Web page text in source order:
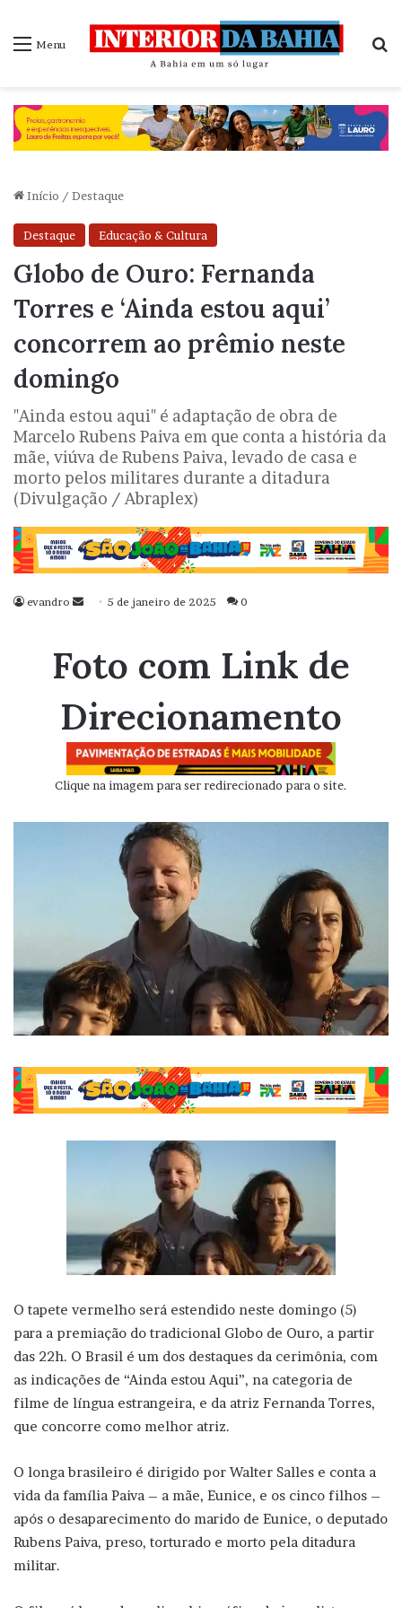
Menu
Início / Destaque
Destaque Educação & Cultura
Globo de Ouro: Fernanda
Torres e ‘Ainda estou aqui’
concorrem ao prêmio neste
domingo
"Ainda estou aqui" é adaptação de obra de
Marcelo Rubens Paiva em que conta a história da
mãe, viúva de Rubens Paiva, levado de casa e
morto pelos militares durante a ditadura
(Divulgação / Abraplex)
evandro
Mande
mail
5 de janeiro de 2025 0
Foto com Link de
Direcionamento
Clique na imagem para ser redirecionado para o site.
O tapete vermelho será estendido neste domingo (5)
para a premiação do tradicional Globo de Ouro, a partir
das 22h. O Brasil é um dos destaques da cerimônia, com
as indicações de “Ainda estou Aqui”, na categoria de
filme de língua estrangeira, e da atriz Fernanda Torres,
que concorre como melhor atriz.
O longa brasileiro é dirigido por Walter Salles e conta a
vida da família Paiva – a mãe, Eunice, e os cinco filhos –
após o desaparecimento do marido de Eunice, o deputado
Rubens Paiva, preso, torturado e morto pela ditadura
militar.